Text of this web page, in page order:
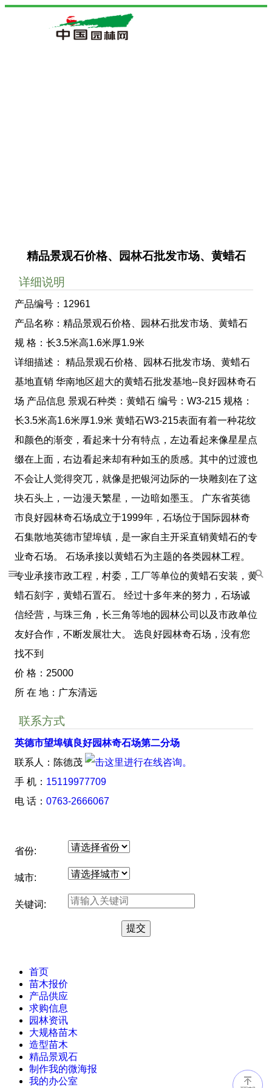
精品景观石价格、园林石批发市场、黄蜡石
详细说明
产品编号：12961
产品名称：精品景观石价格、园林石批发市场、黄蜡石
规 格：长3.5米高1.6米厚1.9米
详细描述： 精品景观石价格、园林石批发市场、黄蜡石
基地直销 华南地区超大的黄蜡石批发基地--良好园林奇石
场 产品信息 景观石种类：黄蜡石 编号：W3-215 规格：
长3.5米高1.6米厚1.9米 黄蜡石W3-215表面有着一种花纹
和颜色的渐变，看起来十分有特点，左边看起来像星星点
缀在上面，右边看起来却有种如玉的质感。其中的过渡也
不会让人觉得突兀，就像是把银河边际的一块雕刻在了这
块石头上，一边漫天繁星，一边暗如墨玉。 广东省英德
市良好园林奇石场成立于1999年，石场位于国际园林奇
石集散地英德市望埠镇，是一家自主开采直销黄蜡石的专
业奇石场。 石场承接以黄蜡石为主题的各类园林工程。
专业承接市政工程，村委，工厂等单位的黄蜡石安装，黄
蜡石刻字，黄蜡石置石。 经过十多年来的努力，石场诚
信经营，与珠三角，长三角等地的园林公司以及市政单位
友好合作，不断发展壮大。 选良好园林奇石场，没有您
找不到
价 格：25000
所 在 地：广东清远
联系方式
英德市望埠镇良好园林奇石场第二分场
联系人：陈德茂
手 机： 15119977709
电 话： 0763-2666067
省份:
城市:
关键词:
首页
苗木报价
产品供应
求购信息
园林资讯
大规格苗木
造型苗木
精品景观石
制作我的微海报
我的办公室